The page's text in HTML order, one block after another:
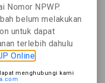
di inginkan
Nomor NPWP.
belum melakukan
untuk dapat
terlebih dahulu
Online
menghubungi kami